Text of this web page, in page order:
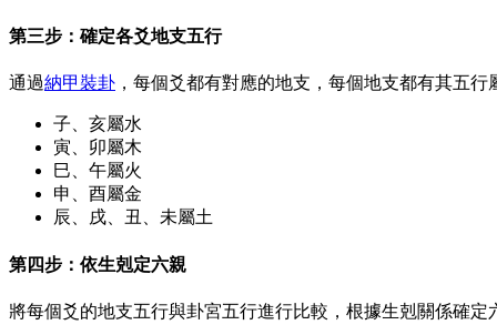
第三步：確定各爻地支五行
通過納甲裝卦 ，每個爻都有對應的地支，每個地支都有其五行
子、亥屬水
寅、卯屬木
巳、午屬火
申、酉屬金
辰、戌、丑、未屬土
第四步：依生剋定六親
將每個爻的地支五行與卦宮五行進行比較，根據生剋關係確定